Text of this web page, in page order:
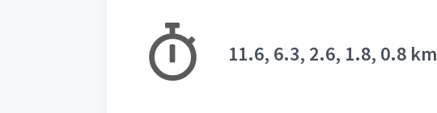
11.6, 6.3, 2.6, 1.8, 0.8 km